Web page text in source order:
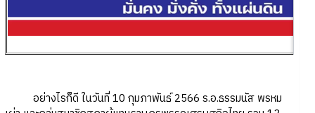
อย่างไรก็ดี ในวันที่ 10 กุมภาพันธ์ 2566 ร.อ.ธรรมนัส พรหม